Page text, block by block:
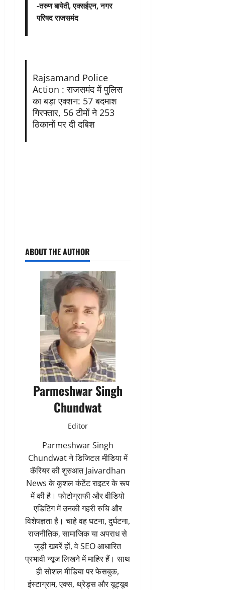
-तरुण बायेती, एक्सईएन, नगर
परिषद राजसमंद
Rajsamand Police
Action : राजसमंद में पुलिस
का बड़ा एक्शन: 57 बदमाश
गिरफ्तार, 56 टीमों ने 253
ठिकानों पर दी दबिश
ABOUT THE AUTHOR
Parmeshwar Singh
Chundwat
Editor
Parmeshwar Singh
Chundwat ने डिजिटल मीडिया में
कॅरियर की शुरुआत Jaivardhan
News के कुशल कंटेंट राइटर के रूप
में की है। फोटोग्राफी और वीडियो
एडिटिंग में उनकी गहरी रुचि और
विशेषज्ञता है। चाहे वह घटना, दुर्घटना,
राजनीतिक, सामाजिक या अपराध से
जुड़ी खबरें हों, वे SEO आधारित
प्रभावी न्यूज लिखने में माहिर हैं। साथ
ही सोशल मीडिया पर फेसबुक,
इंस्टाग्राम, एक्स, थ्रेड्स और यूट्यूब